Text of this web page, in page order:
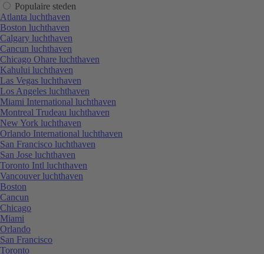
Populaire steden
Atlanta luchthaven
Boston luchthaven
Calgary luchthaven
Cancun luchthaven
Chicago Ohare luchthaven
Kahului luchthaven
Las Vegas luchthaven
Los Angeles luchthaven
Miami International luchthaven
Montreal Trudeau luchthaven
New York luchthaven
Orlando International luchthaven
San Francisco luchthaven
San Jose luchthaven
Toronto Intl luchthaven
Vancouver luchthaven
Boston
Cancun
Chicago
Miami
Orlando
San Francisco
Toronto